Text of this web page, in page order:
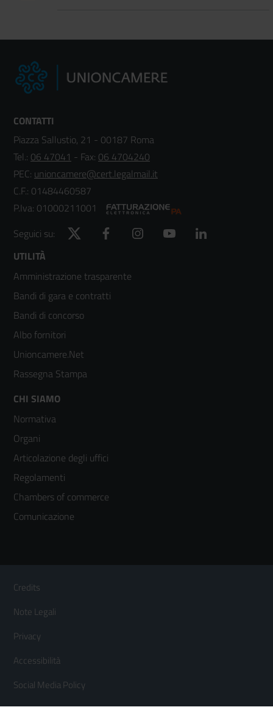
CONTATTI
Piazza Sallustio, 21 - 00187 Roma
Tel.: 06 47041 - Fax: 06 4704240
PEC: unioncamere@cert.legalmail.it
C.F.: 01484460587
P.Iva: 01000211001
Seguici su:
Twitter Facebook Instagram YouTube
Footer
menù
colonna
2
UTILITÀ
Amministrazione trasparente
Bandi di gara e contratti
Bandi di concorso
Albo fornitori
Unioncamere.Net
Rassegna Stampa
Footer
menù
colonna
3
CHI SIAMO
Normativa
Organi
Articolazione degli uffici
Regolamenti
Chambers of commerce
Comunicazione
Footer
Menù
orizzontale
Credits
Note Legali
Privacy
Accessibilità
Social Media Policy